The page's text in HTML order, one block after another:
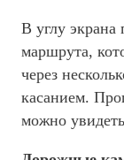
В углу экрана
маршрута,
через
касанием.
можно